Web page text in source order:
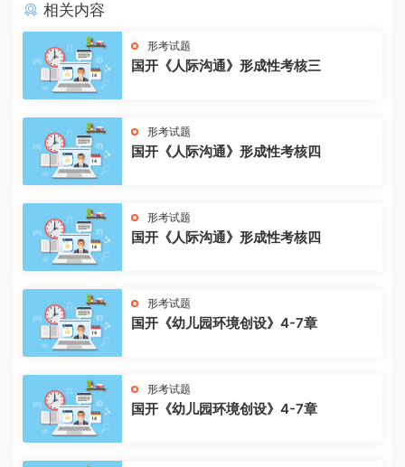
相关内容
形考试题
国开《人际沟通》形成性考核三
形考试题
国开《人际沟通》形成性考核四
形考试题
国开《人际沟通》形成性考核四
形考试题
国开《幼儿园环境创设》4-7章
形考试题
国开《幼儿园环境创设》4-7章